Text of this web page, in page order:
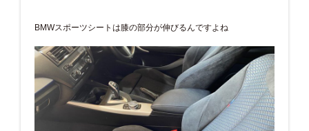
BMWスポーツシートは膝の部分が伸びるんですよね